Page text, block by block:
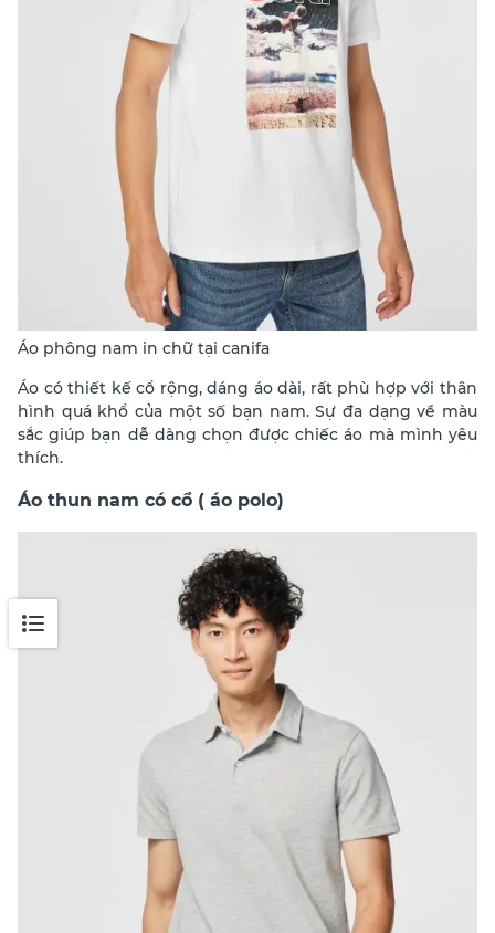
Áo phông nam in chữ tại canifa
Áo có thiết kế cổ rộng, dáng áo dài, rất phù hợp với thân
hình quá khổ của một số bạn nam. Sự đa dạng về màu
sắc giúp bạn dễ dàng chọn được chiếc áo mà mình yêu
thích.
Áo thun nam có cổ ( áo polo)